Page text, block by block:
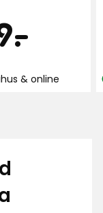
-
.
kr
& online